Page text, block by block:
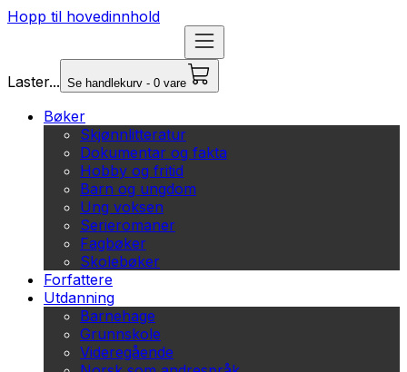
Hopp til hovedinnhold
Laster... Se handlekurv - 0 vare
Bøker
Skjønnlitteratur
Dokumentar og fakta
Hobby og fritid
Barn og ungdom
Ung voksen
Serieromaner
Fagbøker
Skolebøker
Forfattere
Utdanning
Barnehage
Grunnskole
Videregående